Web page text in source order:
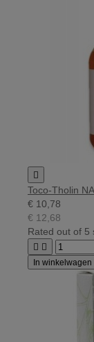

Toco-Tholin
€ 10,78
€ 12,68
Rated out of 5
 
In winkelwagen